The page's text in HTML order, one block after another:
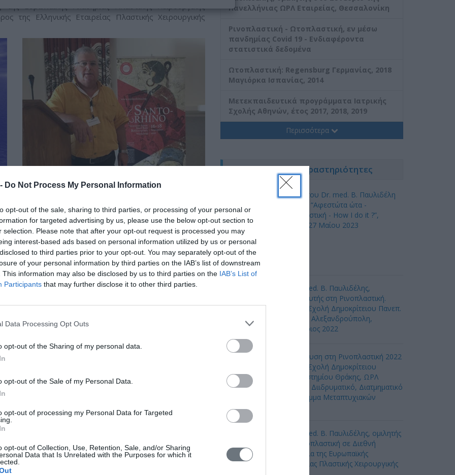
Do Not Process My Personal Information
opt-out of the sale, sharing to third parties, or processing of your personal or
for targeted advertising by us, please use the below opt-out section to
selection. Please note that after your opt-out request is processed you may
interest-based ads based on personal information utilized by us or personal
to third parties prior to your opt-out. You may separately opt-out of the
of your personal information by third parties on the IAB’s list of downstream
This information may also be disclosed by us to third parties on the IAB’s List of
Participants that may further disclose it to other third parties.
Data Processing Opt Outs
opt-out of the Sharing of my personal data.
opt-out of the Sale of my Personal Data.
opt-out of processing my Personal Data for Targeted
opt-out of Collection, Use, Retention, Sale, and/or Sharing
Data that Is Unrelated with the Purposes for which it
Ευρωπαϊκής Ακαδημίας Πλαστικής Χειρουργικής
της Ελληνικής Εταιρείας Πλαστικής Χειρουργικής
Ο Dr. med. B. Παυλιδέλης, ομιλητής στο “ SANTO-
RHINO” 2016
φίλο Δρ. Ε. Γκόλα (Iωάννινα).
του Dr. med. Β. Παυλιδέλη, παρουσιάστηκαν κατά
τους παρευρισκόμενους συναδέλφους.
ιατρός στη Σαντορίνη, όπου προσέφερε τις
με κάθε μέσο.
Πανελλήνιας ΩΡΛ Εταιρείας, Θεσσαλονίκη
Ρινοπλαστική - Ωτοπλαστική, εν μέσω
πανδημίας Covid 19 - Eνδιαφέροντα
στατιστικά δεδομένα
Ωτοπλαστική: Regensburg Γερμανίας, 2018
Μαγιόρκα Ισπανίας, 2014
Mετεκπαιδευτικά προγράμματα Ιατρικής
Σχολής Αθηνών, έτος 2017, 2018, 2019
Περισσότερα
Νέα & Ειδήσεις - Δραστηριότητες
Ομιλία του Dr. med. B. Παυλιδέλη
με θέμα “Αφεστώτα ώτα -
Ωτοπλαστική - How I do it ?”,
Αθήνα, 27 Mαίου 2023
Ο Dr. med. Β. Παυλιδέλης,
εκπαιδευτής στη Ρινοπλαστική.
Ιατρική Σχολή Δημοκρίτειου Πανεπ.
Θράκης, Αλεξανδρούπολη,
Ιανουάριος 2022
Εκπαίδευση στη Ρινοπλαστική 2022
Ιατρική Σχολή Δημοκρίτειου
Πανεπιστημίου Θράκης, ΩΡΛ
Κλινική, Διιδρυματικό, Διατμηματικό
Πρόγραμμα Μεταπτυχιακών
Σπουδών
Ο Dr. med. B. Παυλιδέλης, ομιλητής
για Ρινοπλαστική σε Διεθνή
Συνέδρια της Ευρωπαϊκής
Ακαδημίας Πλαστικής Χειρουργικής